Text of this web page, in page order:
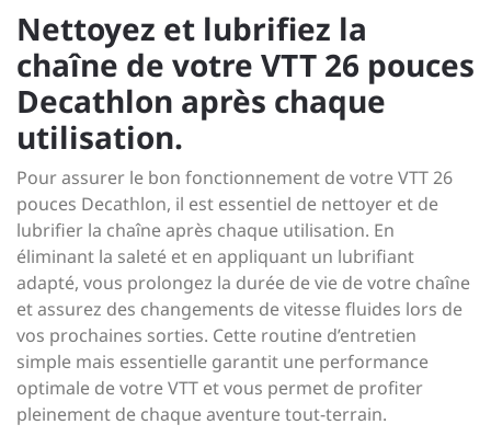
Nettoyez et lubrifiez la
chaîne de votre VTT 26 pouces
Decathlon après chaque
utilisation.
Pour assurer le bon fonctionnement de votre VTT 26
pouces Decathlon, il est essentiel de nettoyer et de
lubrifier la chaîne après chaque utilisation. En
éliminant la saleté et en appliquant un lubrifiant
adapté, vous prolongez la durée de vie de votre chaîne
et assurez des changements de vitesse fluides lors de
vos prochaines sorties. Cette routine d’entretien
simple mais essentielle garantit une performance
optimale de votre VTT et vous permet de profiter
pleinement de chaque aventure tout-terrain.